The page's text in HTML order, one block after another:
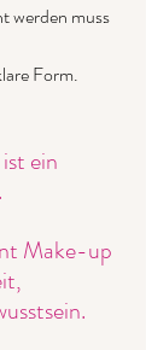
werden muss
Form.
ein
Make-up